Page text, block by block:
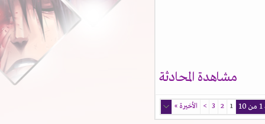
مشاهدة المحادثة
2
> الأخيرة»